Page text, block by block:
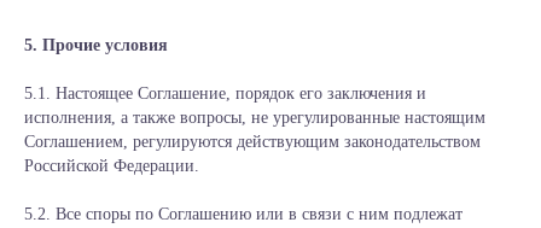
5. Прочие условия
5.1. Настоящее Соглашение, порядок его заключения и
исполнения, а также вопросы, не урегулированные настоящим
Соглашением, регулируются действующим законодательством
Российской Федерации.
5.2. Все споры по Соглашению или в связи с ним подлежат